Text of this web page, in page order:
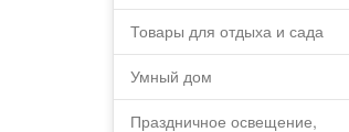
Товары для отдыха и сада
Умный дом
Праздничное освещение,